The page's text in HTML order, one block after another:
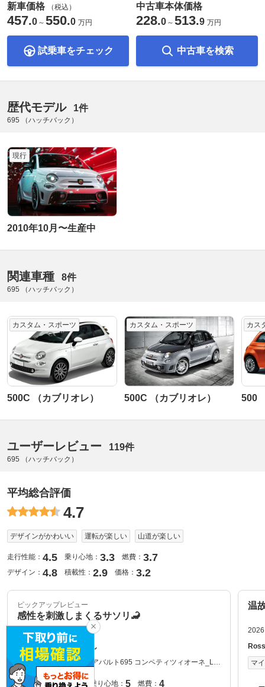
新車価格 （税込）
457.0 ～ 550.0 万円
試乗車をチェック
中古車本体価格
228.0 ～ 513.9 万円
中古車を検索
歴代モデル 1件
695 （ハッチバック）
現行
2010年10月〜生産中
関連車種 8件
695 （ハッチバック）
カスタム・スポーツ
500C （カブリオレ）
カスタム・スポーツ
500C （カブリオレ）
カス
500
ユーザーレビュー 119件
695 （ハッチバック）
平均総合評価
4.7
デザインがかわいい 運転が楽しい 山道が楽しい
走行性能： 4.5 乗り心地： 3.3 燃費： 3.7
デザイン： 4.8 積載性： 2.9 価格： 3.2
ピックアップレビュー
感性を刺激しまくるサソリ🦂
Boost&Brake☆695さん
マイカー
グレード：アバルト695 コンペティツィオーネ_LH
走行性能：4 乗り心地： 5 燃費： 4
温
マ